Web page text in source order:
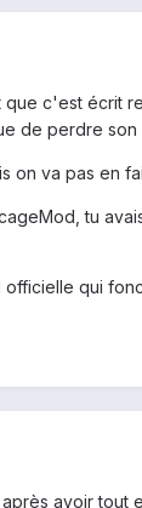
c'est écrit
de perdre
on va pas en
tu
officielle qui
avoir tout